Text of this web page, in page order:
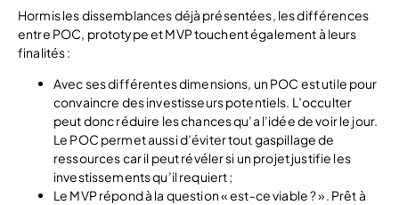
Hormis les dissemblances déjà présentées, les différences
entre POC, prototype et MVP touchent également à leurs
finalités :
Avec ses différentes dimensions, un POC est utile pour
convaincre des investisseurs potentiels. L’occulter
peut donc réduire les chances qu’a l’idée de voir le jour.
Le POC permet aussi d’éviter tout gaspillage de
ressources car il peut révéler si un projet justifie les
investissements qu’il requiert ;
Le MVP répond à la question « est-ce viable ? ». Prêt à